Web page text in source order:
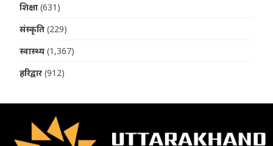
शिक्षा (631)
संस्कृति (229)
स्वास्थ्य (1,367)
हरिद्वार (912)